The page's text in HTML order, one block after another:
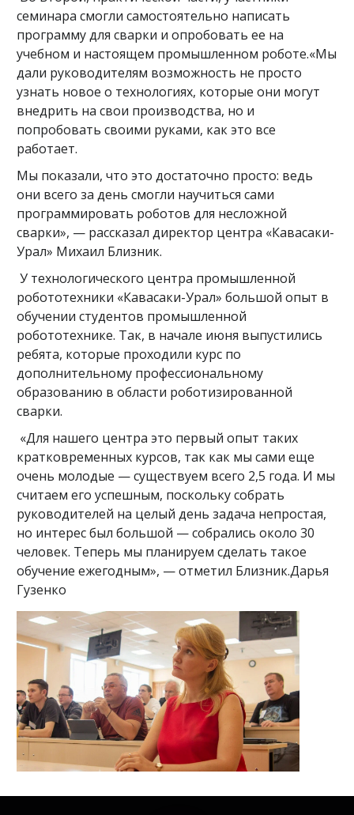
семинара смогли самостоятельно написать
программу для сварки и опробовать ее на
учебном и настоящем промышленном роботе.«Мы
дали руководителям возможность не просто
узнать новое о технологиях, которые они могут
внедрить на свои производства, но и
попробовать своими руками, как это все
работает.
Мы показали, что это достаточно просто: ведь
они всего за день смогли научиться сами
программировать роботов для несложной
сварки», — рассказал директор центра «Кавасаки-
Урал» Михаил Близник.
У технологического центра промышленной
робототехники «Кавасаки-Урал» большой опыт в
обучении студентов промышленной
робототехнике. Так, в начале июня выпустились
ребята, которые проходили курс по
дополнительному профессиональному
образованию в области роботизированной
сварки.
«Для нашего центра это первый опыт таких
кратковременных курсов, так как мы сами еще
очень молодые — существуем всего 2,5 года. И мы
считаем его успешным, поскольку собрать
руководителей на целый день задача непростая,
но интерес был большой — собрались около 30
человек. Теперь мы планируем сделать такое
обучение ежегодным», — отметил Близник.Дарья
Гузенко